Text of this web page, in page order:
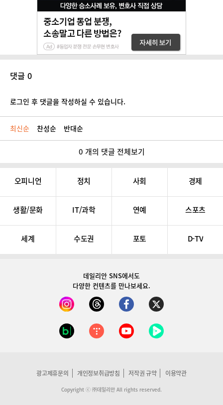
댓글 0
로그인 후 댓글을 작성하실 수 있습니다.
최신순 찬성순 반대순
0 개의 댓글 전체보기
오피니언 정치 사회 경제
생활/문화 IT/과학 연예 스포츠
세계 수도권 포토 D-TV
데일리안 SNS에서도
다양한 컨텐츠를 만나보세요.
광고제휴문의 개인정보취급방침 저작권 규약 이용약관
Copyright ⓒ ㈜데일리안 All rights reserved.